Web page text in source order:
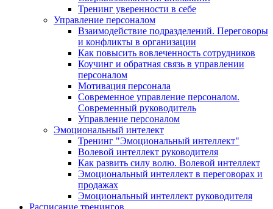
Тренинг уверенности в себе
Управление персоналом
Взаимодействие подразделений. Переговоры
и конфликты в организации
Как повысить вовлеченность сотрудников
Коучинг и обратная связь в управлении
персоналом
Мотивация персонала
Современное управление персоналом.
Современный руководитель
Управление персоналом
Эмоциональный интелект
Тренинг "Эмоциональный интеллект"
Волевой интеллект руководителя
Как развить силу волю. Волевой интеллект
Эмоциональный интеллект в переговорах и
продажах
Эмоциональный интеллект руководителя
Расписание тренингов